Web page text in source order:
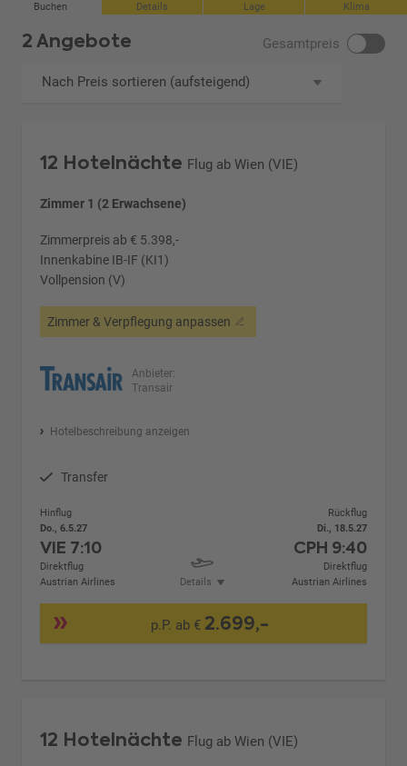
Buchen Details Lage Klima
2 Angebote Gesamtpreis
Nach Preis sortieren (aufsteigend)
12 Hotelnächte Flug ab Wien (VIE)
Zimmer 1 (2 Erwachsene)
Zimmerpreis ab € 5.398,-
Innenkabine IB-IF (KI1)
Vollpension (V)
Zimmer & Verpflegung anpassen
Anbieter:
Transair
Hotelbeschreibung anzeigen
Transfer
Hinflug
Do., 6.5.27
VIE 7:10
Direktflug
Austrian Airlines
Details
Rückflug
Di., 18.5.27
CPH 9:40
Direktflug
Austrian Airlines
p.P. ab € 2.699,-
12 Hotelnächte Flug ab Wien (VIE)